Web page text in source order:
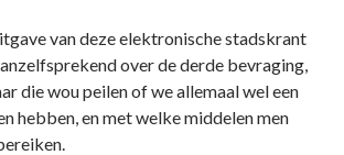
van deze elektronische stadskrant
over de derde bevraging,
die wou peilen of we allemaal wel een
hebben, en met welke middelen men